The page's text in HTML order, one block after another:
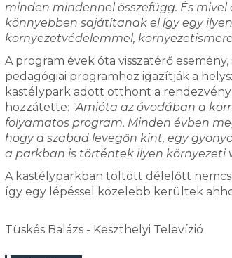
minden mindennel összefügg. És
könnyebben sajátítanak el így egy
környezetvédelemmel,
A program évek óta visszatérő
pedagógiai programhoz igazítják a
kastélypark adott otthont a
hozzátette: "Amióta az óvodában a
folyamatos program. Minden évben
hogy a szabad levegőn kint, egy
a parkban is történtek ilyen környezeti
A kastélyparkban töltött délelőtt
így egy lépéssel közelebb kerültek
Tüskés Balázs - Keszthelyi Televízió